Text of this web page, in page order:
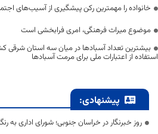
خانواده را مهمترین رکن پیشگیری از آسیب‌های
موضوع میراث فرهنگی، امری فرابخشی است
بیشترین تعداد آسبادها در میان سه استان شرقی
استفاده از اعتبارات ملی برای مرمت آسبادها
پیشنهادی:
روز خبرنگار در خراسان جنوبی؛ شورای اداری به